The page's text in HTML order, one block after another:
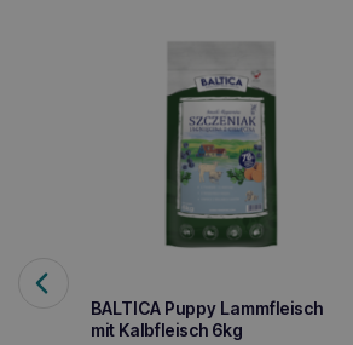
BALTICA Puppy Lammfleisch
mit Kalbfleisch 6kg